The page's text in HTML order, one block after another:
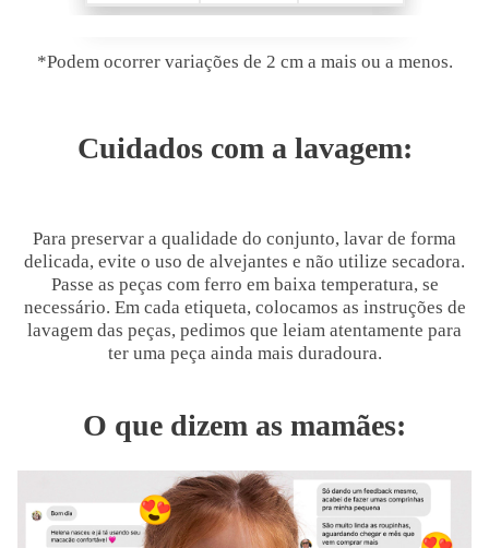
*Podem ocorrer variações de 2 cm a mais ou a menos.
Cuidados com a lavagem:
Para preservar a qualidade do conjunto, lavar de forma
delicada, evite o uso de alvejantes e não utilize secadora.
Passe as peças com ferro em baixa temperatura, se
necessário. Em cada etiqueta, colocamos as instruções de
lavagem das peças, pedimos que leiam atentamente para
ter uma peça ainda mais duradoura.
O que dizem as mamães: